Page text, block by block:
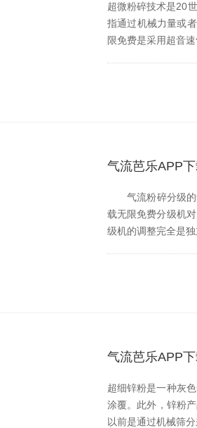
超微粉碎技术是20世
指通过机械力量或者
限免费是采用超音速
气流芭乐APP下
气流粉碎分级的动
载无限免费分级机对
级机的调整完全是独
气流芭乐APP
超细锌粉是一种灰色
涂覆。此外，锌
以前是通过机械筛分